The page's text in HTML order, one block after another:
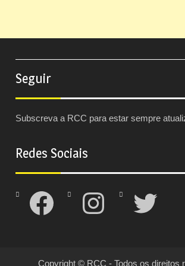
Seguir
Subscreva a RCC para estar sempre
Redes Sociais
Facebook Instagram Twitter
Copyright © RCC - Todos os direitos